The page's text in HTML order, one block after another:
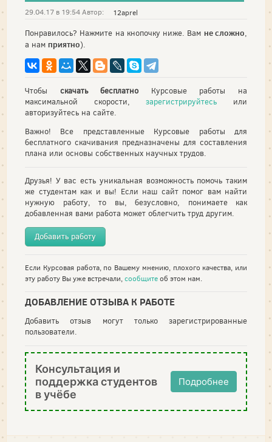
29.04.17 в 19:54 Автор: 12aprel
Понравилось? Нажмите на кнопочку ниже. Вам не сложно,
а нам приятно).
Чтобы скачать бесплатно Курсовые работы на
максимальной скорости,зарегистрируйтесь или
авторизуйтесь на сайте.
Важно! Все представленные Курсовые работы для
бесплатного скачивания предназначены для составления
плана или основы собственных научных трудов.
Друзья! У вас есть уникальная возможность помочь таким
же студентам как и вы! Если наш сайт помог вам найти
нужную работу, то вы, безусловно, понимаете как
добавленная вами работа может облегчить труд другим.
Добавить работу
Если Курсовая работа, по Вашему мнению, плохого качества, или
эту работу Вы уже встречали,сообщитеоб этом нам.
ДОБАВЛЕНИЕ ОТЗЫВА К РАБОТЕ
Добавить отзыв могут только зарегистрированные
пользователи.
Консультация и
поддержка студентов
в учёбе
Подробнее